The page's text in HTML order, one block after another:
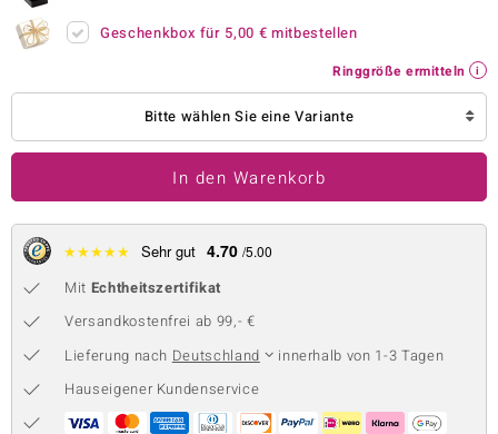
Collection
BY DE MELO
Collection
Geschenkbox für 5,00 € mitbestellen
Ringgröße ermitteln
Bitte wählen Sie eine Variante
In den Warenkorb
★★★★★ Sehr gut 4.70 /5.00
Mit Echtheitszertifikat
Versandkostenfrei ab 99,- €
Lieferung nach Deutschland
innerhalb von 1-3 Tagen
Hauseigener Kundenservice